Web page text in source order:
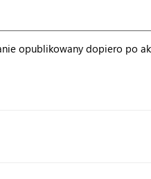
opublikowany dopiero po